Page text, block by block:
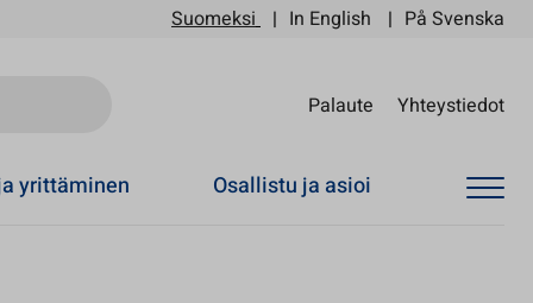
Suomeksi In English På Svenska
Palaute Yhteystiedot
yrittäminen Osallistu ja asioi